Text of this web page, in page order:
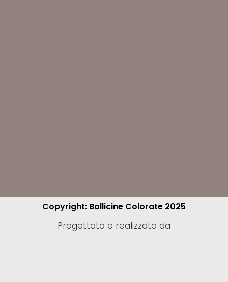
Copyright: Bollicine Colorate 2025
Progettato e realizzato da